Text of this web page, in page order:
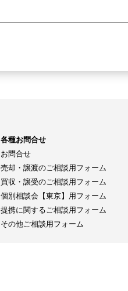
各種お問合せ
お問合せ
売却・譲渡のご相談用フォーム
買収・譲受のご相談用フォーム
個別相談会【東京】用フォーム
提携に関するご相談用フォーム
その他ご相談用フォーム